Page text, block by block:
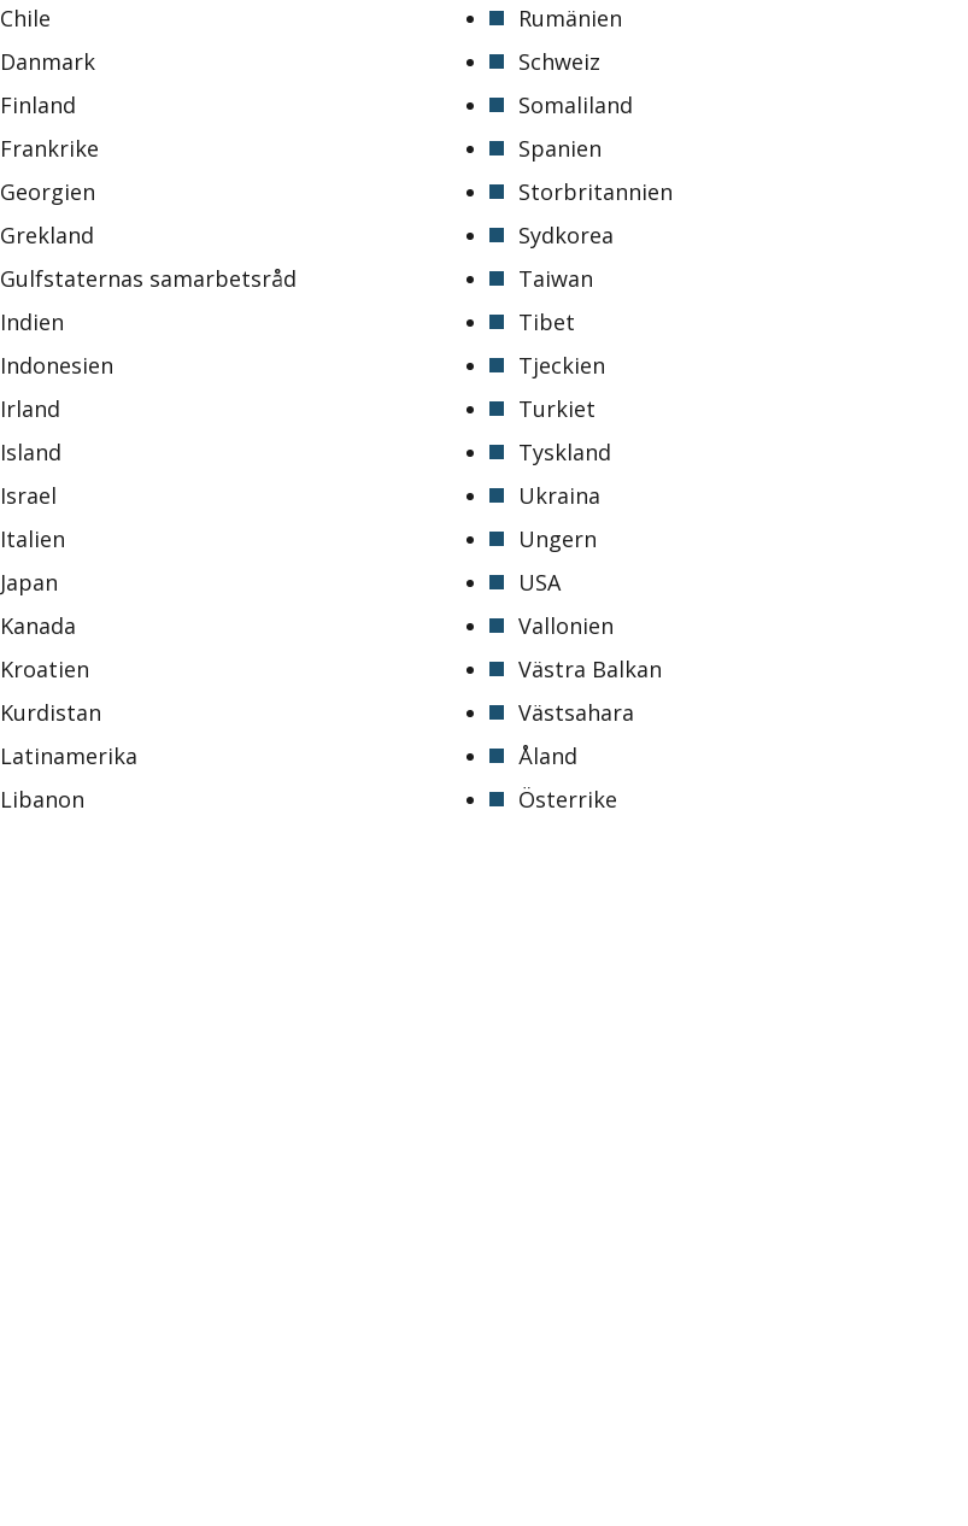
Chile
Danmark
Finland
Frankrike
Georgien
Grekland
Gulfstaternas samarbetsråd
Indien
Indonesien
Irland
Island
Israel
Italien
Japan
Kanada
Kroatien
Kurdistan
Latinamerika
Libanon
Rumänien
Schweiz
Somaliland
Spanien
Storbritannien
Sydkorea
Taiwan
Tibet
Tjeckien
Turkiet
Tyskland
Ukraina
Ungern
USA
Vallonien
Västra Balkan
Västsahara
Åland
Österrike